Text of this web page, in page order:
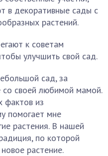
в декоративные сады с
растений.
к советам
улучшить свой сад.
сад, за
своей любимой мамой.
фактов из
помогает мне
растения. В нашей
по которой
растение.